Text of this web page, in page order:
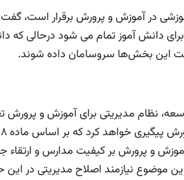
در آموزش و پرورش برقرار است،
دانش آموز تمام می شود درحالی که
این بخش‌ها سروسامان داده شوند.
نظام مدیریتی برای آموزش و پرورش
و پرورش بر کیفیت مدارس و ارتقاء
موضوع نیازمند اصلاح مدیریتی در